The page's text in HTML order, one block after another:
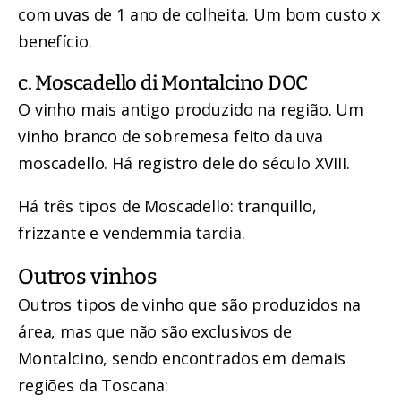
com uvas de 1 ano de colheita. Um bom custo x
benefício.
c. Moscadello di Montalcino DOC
O vinho mais antigo produzido na região. Um
vinho branco de sobremesa feito da uva
moscadello. Há registro dele do século XVIII.
Há três tipos de Moscadello: tranquillo,
frizzante e vendemmia tardia.
Outros vinhos
Outros tipos de vinho que são produzidos na
área, mas que não são exclusivos de
Montalcino, sendo encontrados em demais
regiões da Toscana: